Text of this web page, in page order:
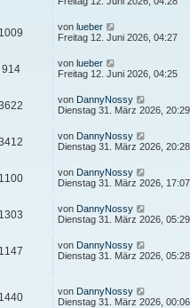
1009 von lueber
Freitag 12. Juni 2026, 04:27
914 von lueber
Freitag 12. Juni 2026, 04:25
von DannyNossy
Dienstag 31. März 2026, 20:29
von DannyNossy
Dienstag 31. März 2026, 20:28
1100 von DannyNossy
Dienstag 31. März 2026, 17:07
1303 von DannyNossy
Dienstag 31. März 2026, 05:29
1147 von DannyNossy
Dienstag 31. März 2026, 05:28
1440 von DannyNossy
Dienstag 31. März 2026, 00:06